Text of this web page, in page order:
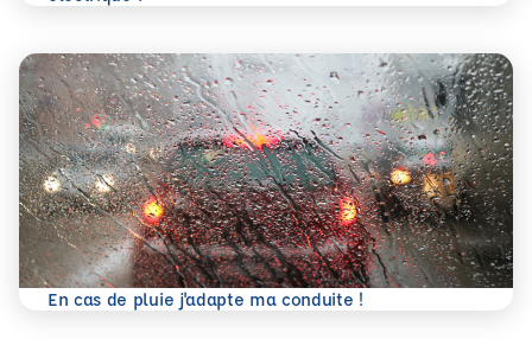
En cas de pluie j'adapte ma conduite !
En savoir plus